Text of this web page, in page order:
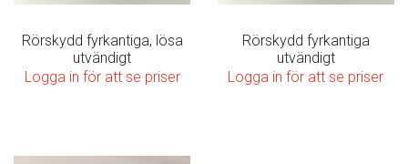
Rörskydd fyrkantiga, lösa
utvändigt
Logga in för att se priser
Rörskydd fyrkantiga
utvändigt
Logga in för att se priser